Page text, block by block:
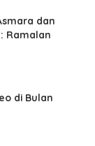
dan
Ramalan
di Bulan